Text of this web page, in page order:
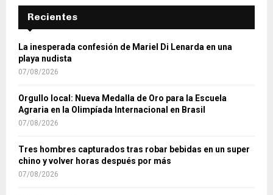
Recientes
La inesperada confesión de Mariel Di Lenarda en una
playa nudista
07/08/2026
Orgullo local: Nueva Medalla de Oro para la Escuela
Agraria en la Olimpíada Internacional en Brasil
07/08/2026
Tres hombres capturados tras robar bebidas en un super
chino y volver horas después por más
07/08/2026